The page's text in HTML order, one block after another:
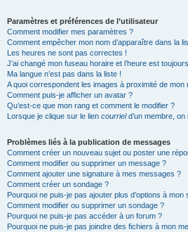
Paramètres et préférences de l’utilisateur
Comment modifier mes paramètres ?
Comment empêcher mon nom d’apparaître dans la
Les heures ne sont pas correctes !
J’ai changé mon fuseau horaire et l’heure est
Ma langue n’est pas dans la liste !
A quoi correspondent les images à proximité de mon
Comment puis-je afficher un avatar ?
Qu’est-ce que mon rang et comment le modifier ?
Lorsque je clique sur le lien courrield’un membre,
Problèmes liés à la publication de messages
Comment créer un nouveau sujet ou poster une
Comment modifier ou supprimer un message ?
Comment ajouter une signature à mes messages ?
Comment créer un sondage ?
Pourquoi ne puis-je pas ajouter plus d’options à mon
Comment modifier ou supprimer un sondage ?
Pourquoi ne puis-je pas accéder à un forum ?
Pourquoi ne puis-je pas joindre des fichiers à mon